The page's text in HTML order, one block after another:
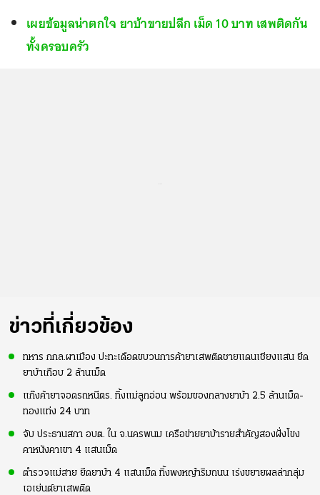
เผยข้อมูลน่าตกใจ ยาบ้าขายปลีก เม็ด 10 บาท เสพติดกัน
ทั้งครอบครัว
ข่าวที่เกี่ยวข้อง
ทหาร กกล.ผาเมือง ปะทะเดือดขบวนการค้ายาเสพติดชายแดนเชียงแสน ยึด
ยาบ้าเกือบ 2 ล้านเม็ด
แก๊งค้ายาจอดรถหนีตร. ทิ้งแม่ลูกอ่อน พร้อมของกลางยาบ้า 2.5 ล้านเม็ด-
ทองแท่ง 24 บาท
จับ ประธานสภา อบต. ใน จ.นครพนม เครือข่ายยาบ้ารายสำคัญสองฝั่งโขง
คาหนังคาเขา 4 แสนเม็ด
ตำรวจแม่สาย ยึดยาบ้า 4 แสนเม็ด ทิ้งพงหญ้าริมถนน เร่งขยายผลล่ากลุ่ม
เอเย่นต์ยาเสพติด